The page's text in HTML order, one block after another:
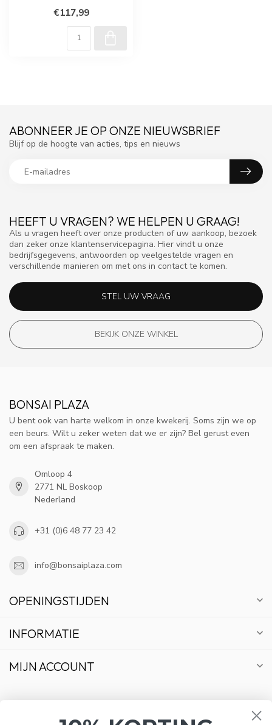
€117,99
HEEFT U VRAGEN? WE HELPEN U GRAAG!
Als u vragen heeft over onze producten of uw aankoop, bezoek
dan zeker onze klantenservicepagina. Hier vindt u onze
bedrijfsgegevens, antwoorden op veelgestelde vragen en
verschillende manieren om met ons in contact te komen.
STEL UW VRAAG
BEKIJK ONZE WINKEL
ABONNEER JE OP ONZE NIEUWSBRIEF
Blijf op de hoogte van acties, tips en nieuws
BONSAI PLAZA
U bent ook van harte welkom in onze kwekerij. Soms zijn we op
een beurs. Wilt u zeker weten dat we er zijn? Bel gerust even
om een afspraak te maken.
Omloop 4
2771 NL Boskoop
Nederland
+31 (0)6 48 77 23 42
info@bonsaiplaza.com
OPENINGSTIJDEN
INFORMATIE
MIJN ACCOUNT